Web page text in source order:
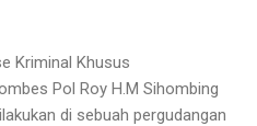
Kriminal Khusus
Pol Roy H.M Sihombing
di sebuah pergudangan